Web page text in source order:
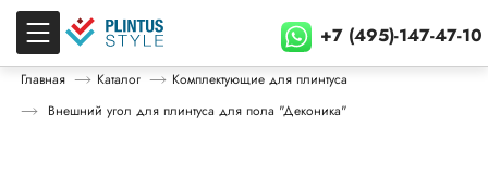
+7 (495)-147-47-10
Главная Каталог
Комплектующие для плинтуса
Внешний угол для плинтуса для пола "Деконика"